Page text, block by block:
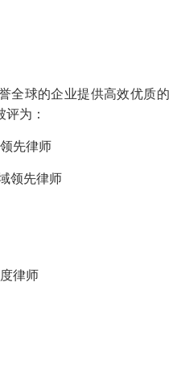
全球的企业提供高效优质的
为：
先律师
领先律师
律师